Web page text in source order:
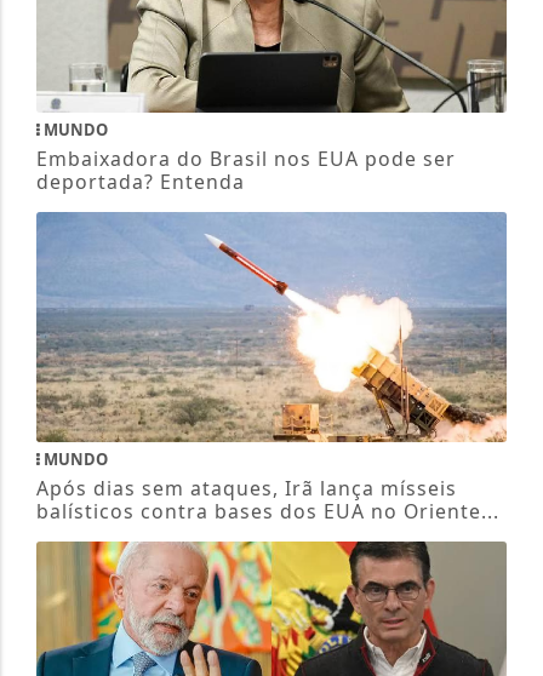
MUNDO
Embaixadora do Brasil nos EUA pode ser
deportada? Entenda
MUNDO
Após dias sem ataques, Irã lança mísseis
balísticos contra bases dos EUA no Oriente...